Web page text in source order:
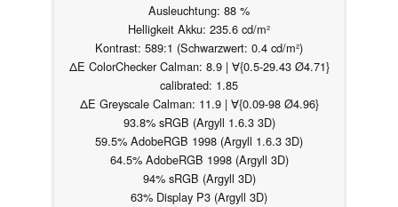
Ausleuchtung: 88 %
Helligkeit Akku: 235.6 cd/m²
Kontrast: 589:1 (Schwarzwert: 0.4 cd/m²)
ΔE ColorChecker Calman: 8.9 | ∀{0.5-29.43 Ø4.71}
calibrated: 1.85
ΔE Greyscale Calman: 11.9 | ∀{0.09-98 Ø4.96}
93.8% sRGB (Argyll 1.6.3 3D)
59.5% AdobeRGB 1998 (Argyll 1.6.3 3D)
64.5% AdobeRGB 1998 (Argyll 3D)
94% sRGB (Argyll 3D)
63% Display P3 (Argyll 3D)